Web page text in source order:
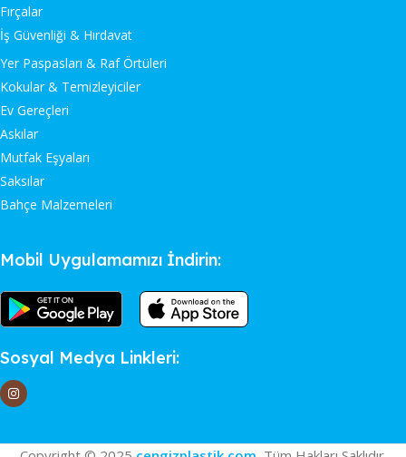
Fırçalar
İş Güvenliği & Hırdavat
Yer Paspasları & Raf Örtüleri
Kokular & Temizleyiciler
Ev Gereçleri
Askılar
Mutfak Eşyaları
Saksılar
Bahçe Malzemeleri
Mobil Uygulamamızı İndirin:
Sosyal Medya Linkleri: